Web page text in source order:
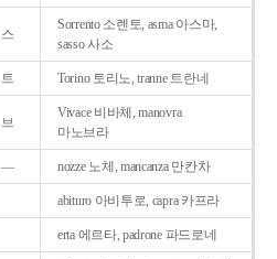
스
Sorrento 소렌토, asma 아스마,
sasso 사소
트 Torino 토리노, tranne 트란네
브
Vivace 비바체, manovra
마노브라
― nozze 노체, mancanza 만칸차
abituro 아비투로, capra 카프라
erta 에르타, padrone 파드로네